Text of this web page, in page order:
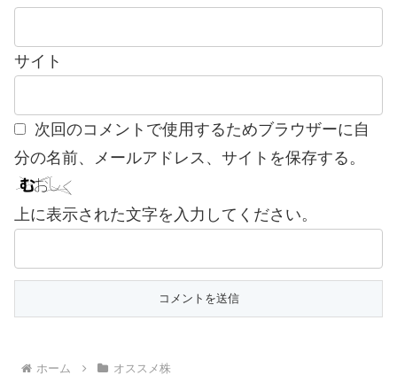
サイト
次回のコメントで使用するためブラウザーに自
分の名前、メールアドレス、サイトを保存する。
上に表示された文字を入力してください。
ホーム オススメ株